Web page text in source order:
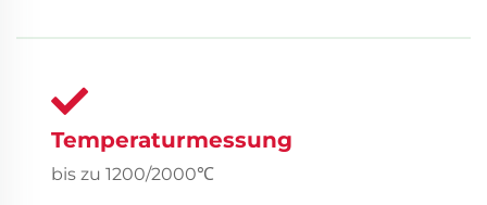
Temperaturmessung
bis zu 1200/2000℃